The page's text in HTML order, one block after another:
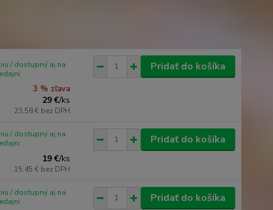
3 % zľava
29 €/ks
23,58 € bez DPH
/ dostupný aj na
Pridať do košíka
19 €/ks
15,45 € bez DPH
/ dostupný aj na
Pridať do košíka
/ dostupný aj na
Pridať do košíka